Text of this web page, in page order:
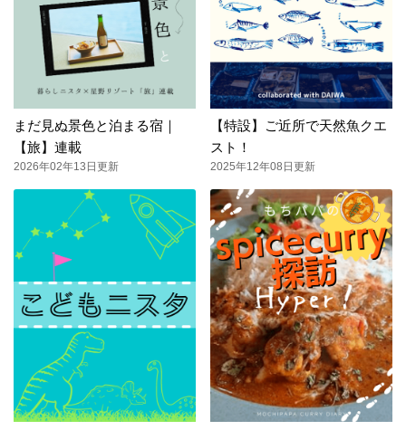
まだ見ぬ景色と泊まる宿｜
【旅】連載
2026年02年13日更新
【特設】ご近所で天然魚クエ
スト！
2025年12年08日更新